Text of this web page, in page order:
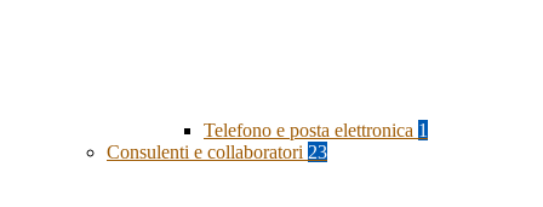
Telefono e posta elettronica 1
Consulenti e collaboratori 23